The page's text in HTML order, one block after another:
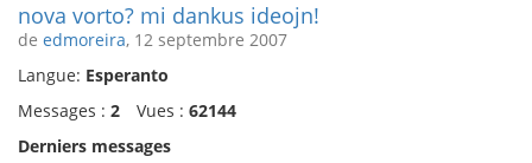
nova vorto? mi dankus ideojn!
de edmoreira, 12 septembre 2007
Langue: Esperanto
Messages : 2 Vues : 62144
Derniers messages